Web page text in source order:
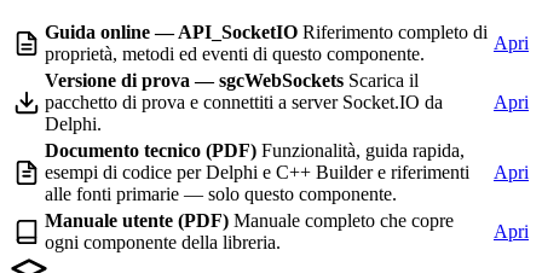
Guida online — API_SocketIO Riferimento completo di
proprietà, metodi ed eventi di questo componente.
Apri
Versione di prova — sgcWebSockets Scarica il
pacchetto di prova e connettiti a server Socket.IO da
Delphi.
Apri
Documento tecnico (PDF) Funzionalità, guida rapida,
esempi di codice per Delphi e C++ Builder e riferimenti
alle fonti primarie — solo questo componente.
Apri
Manuale utente (PDF) Manuale completo che copre
ogni componente della libreria.
Apri